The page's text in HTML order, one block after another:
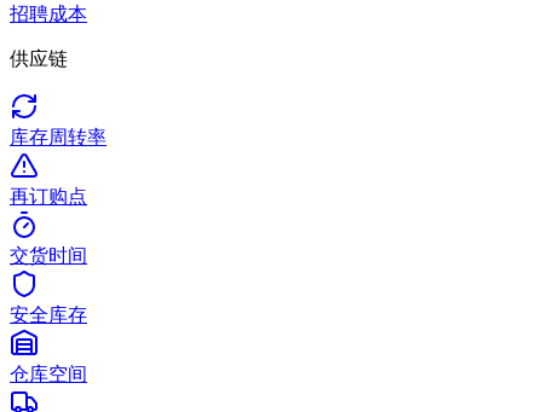
招聘成本
供应链
库存周转率
再订购点
交货时间
安全库存
仓库空间